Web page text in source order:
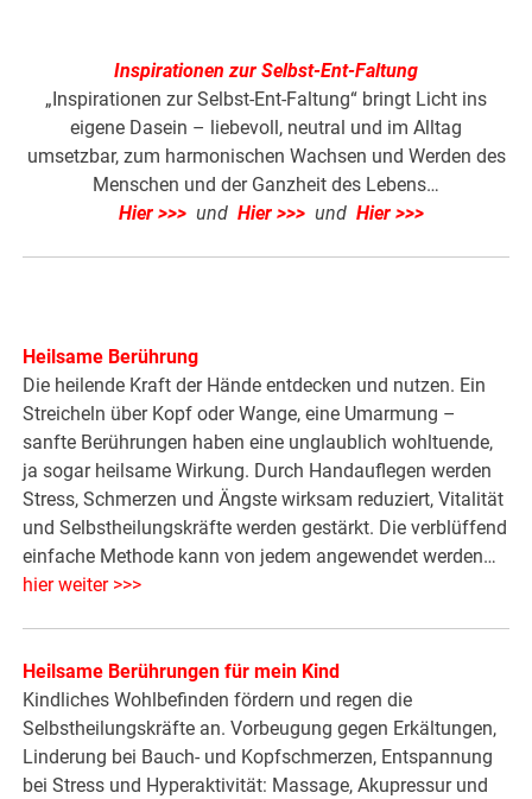
Inspirationen zur Selbst-Ent-Faltung
„Inspirationen zur Selbst-Ent-Faltung“ bringt Licht ins
eigene Dasein – liebevoll, neutral und im Alltag
umsetzbar, zum harmonischen Wachsen und Werden des
Menschen und der Ganzheit des Lebens…
Hier >>> und Hier >>>und Hier >>>
Heilsame Berührung
Die heilende Kraft der Hände entdecken und nutzen. Ein
Streicheln über Kopf oder Wange, eine Umarmung –
sanfte Berührungen haben eine unglaublich wohltuende,
ja sogar heilsame Wirkung. Durch Handauflegen werden
Stress, Schmerzen und Ängste wirksam reduziert, Vitalität
und Selbstheilungskräfte werden gestärkt. Die verblüffend
einfache Methode kann von jedem angewendet werden…
hier weiter >>>
Heilsame Berührungen für mein Kind
Kindliches Wohlbefinden fördern und regen die
Selbstheilungskräfte an. Vorbeugung gegen Erkältungen,
Linderung bei Bauch- und Kopfschmerzen, Entspannung
bei Stress und Hyperaktivität: Massage, Akupressur und